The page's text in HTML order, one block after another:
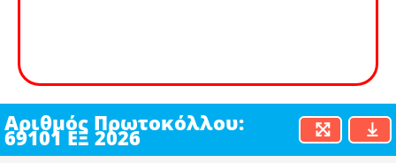
Αριθμός Πρωτοκόλλου:
69101 ΕΞ 2026